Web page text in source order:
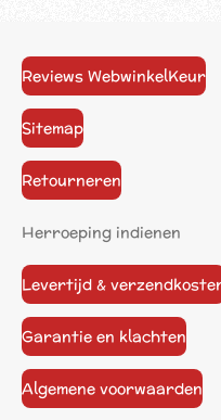
Reviews WebwinkelKeur
Sitemap
Retourneren
Herroeping indienen
Levertijd &
Garantie en klachten
Algemene voorwaarden